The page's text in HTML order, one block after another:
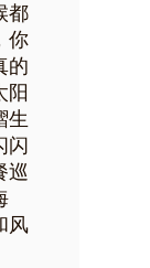
都
你
的
阳
生
闪
巡
风